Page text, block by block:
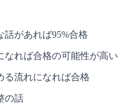
話があれば95%合格
なれば合格の可能性が高い
る流れになれば合格
の話